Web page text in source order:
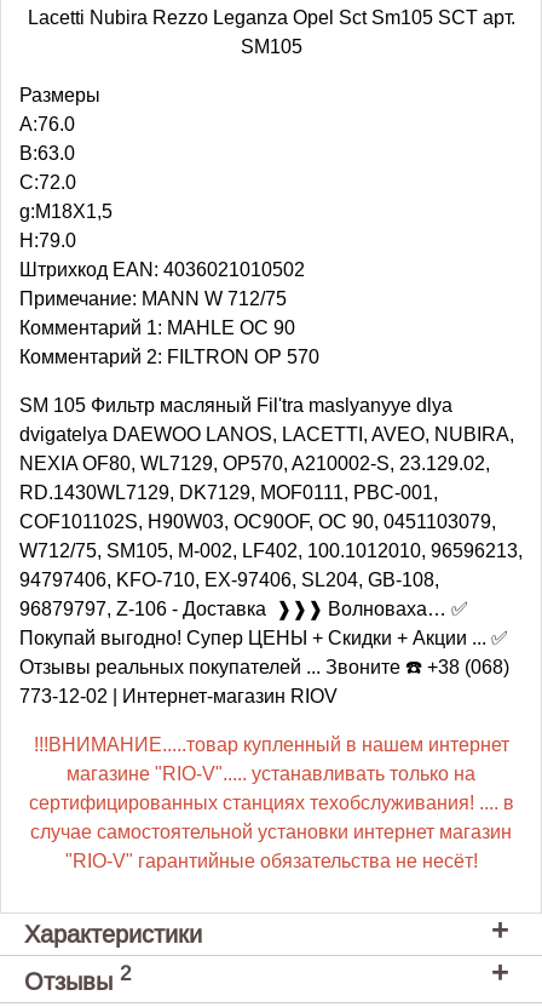
Lacetti Nubira Rezzo Leganza Opel Sct Sm105 SCT арт.
SM105
Размеры
A:76.0
B:63.0
C:72.0
g:M18X1,5
H:79.0
Штрихкод EAN: 4036021010502
Примечание: MANN W 712/75
Комментарий 1: MAHLE OC 90
Комментарий 2: FILTRON OP 570
SM 105 Фильтр масляный Fil'tra maslyanyye dlya
dvigatelya DAEWOO LANOS, LACETTI, AVEO, NUBIRA,
NEXIA OF80, WL7129, OP570, A210002-S, 23.129.02,
RD.1430WL7129, DK7129, MOF0111, PBC-001,
COF101102S, H90W03, OC90OF, OC 90, 0451103079,
W712/75, SM105, M-002, LF402, 100.1012010, 96596213,
94797406, KFO-710, EX-97406, SL204, GB-108,
96879797, Z-106 - Доставка ❱❱❱ Волноваха… ✅
Покупай выгодно! Супер ЦЕНЫ + Скидки + Акции ... ✅
Отзывы реальных покупателей ... Звоните ☎️ +38 (068)
773-12-02 | Интернет-магазин RIOV
!!!ВНИМАНИЕ.....товар купленный в нашем интернет
магазине "RIO-V"..... устанавливать только на
сертифицированных станциях техобслуживания! .... в
случае самостоятельной установки интернет магазин
"RIO-V" гарантийные обязательства не несёт!
Характеристики
Отзывы 2